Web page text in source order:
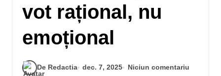
vot rațional, nu
emoțional
De Redactia dec. 7, 2025 Niciun comentariu